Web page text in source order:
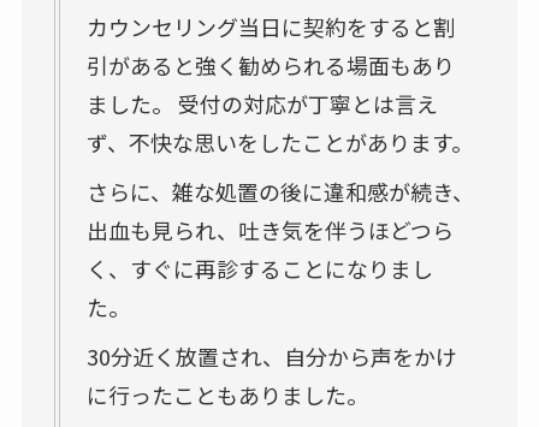
カウンセリング当日に契約をすると割
引があると強く勧められる場面もあり
ました。 受付の対応が丁寧とは言え
ず、不快な思いをしたことがあります。
さらに、雑な処置の後に違和感が続き、
出血も見られ、吐き気を伴うほどつら
く、すぐに再診することになりまし
た。
30分近く放置され、自分から声をかけ
に行ったこともありました。